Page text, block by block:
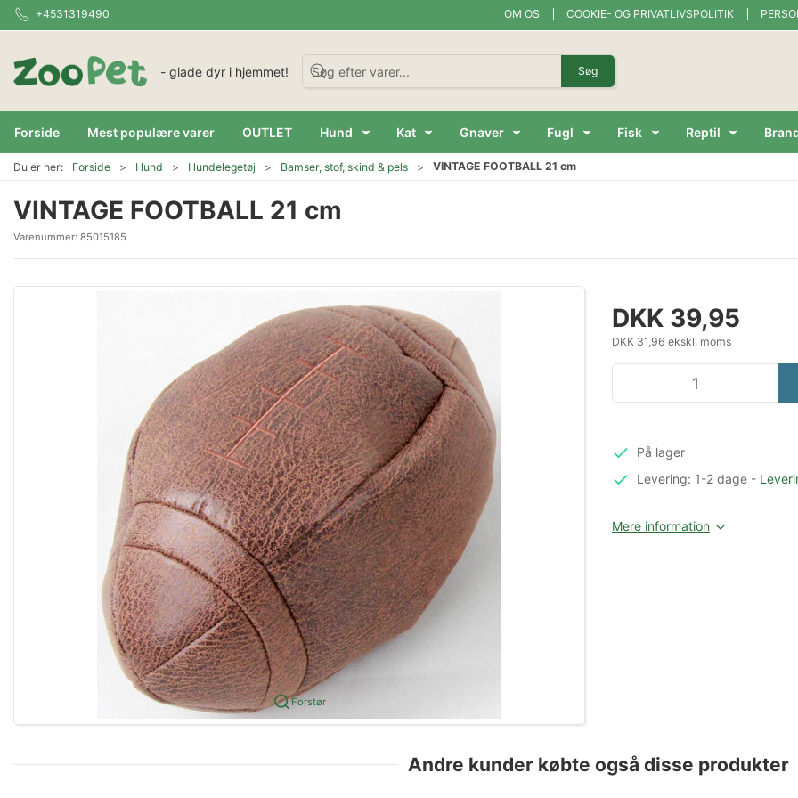
+4531319490 OM OS COOKIE- OG PRIVATLIVSPOLITIK
- glade dyr i hjemmet! Søg
Forside Mest populære varer OUTLET Hund Kat Gnaver Fugl Fisk Reptil
Du er her: Forside Hund Hundelegetøj Bamser, stof, skind & pels VINTAGE FOOTBALL 21 cm
VINTAGE FOOTBALL 21 cm
Varenummer: 85015185
Forstør
DKK 39,95
DKK 31,96 ekskl. moms
På lager
Levering: 1-2 dage-
Mere information
Andre kunder købte også disse produkter